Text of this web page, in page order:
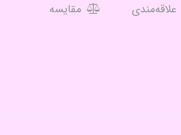
مقایسه